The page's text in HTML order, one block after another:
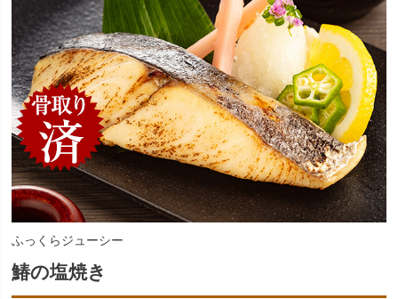
ふっくらジューシー
鰆の塩焼き